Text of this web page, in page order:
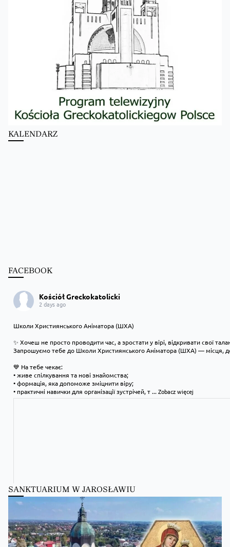
KALENDARZ
FACEBOOK
Kościół Greckokatolicki
2 days ago
Школи Християнського Аніматора (ШХА)
✨ Хочеш не просто проводити час, а зростати у вірі, відкривати свої
Запрошуємо тебе до Школи Християнського Аніматора (ШХА) — місця,
💙 На тебе чекає:
• живе спілкування та нові знайомства;
• формація, яка допоможе зміцнити віру;
• практичні навички для організації зустрічей, т...Zobacz więcej
SANKTUARIUM W JAROSŁAWIU